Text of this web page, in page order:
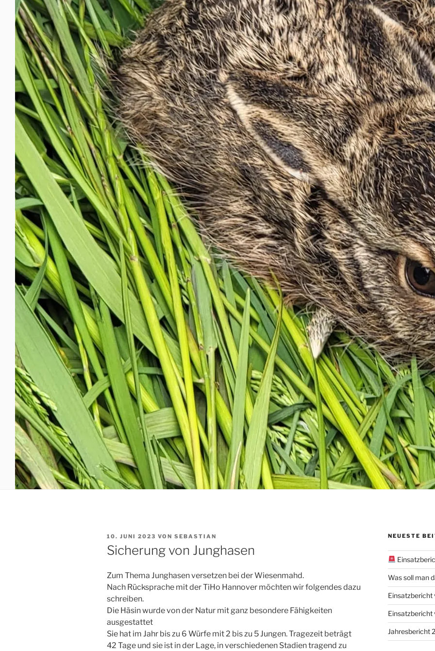
VERÖFFENTLICHT
AM
10. JUNI 2023 VON SEBASTIAN
Sicherung von Junghasen
Zum Thema Junghasen versetzen bei der Wiesenmahd.
Nach Rücksprache mit der TiHo Hannover möchten wir folgendes dazu
schreiben.
Die Häsin wurde von der Natur mit ganz besondere Fähigkeiten
ausgestattet
Sie hat im Jahr bis zu 6 Würfe mit 2 bis zu 5 Jungen. Tragezeit beträgt
42 Tage und sie ist in der Lage, in verschiedenen Stadien tragend zu
NEUESTE
Was soll man
Jahresbericht